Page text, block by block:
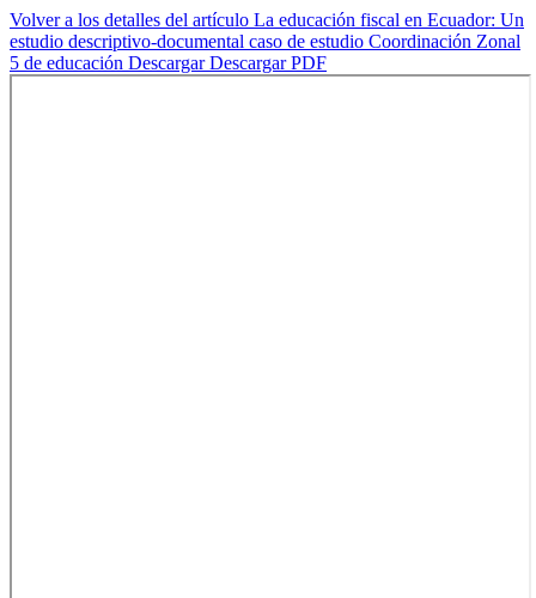
Volver a los detalles del artículo La educación fiscal en Ecuador: Un
estudio descriptivo-documental caso de estudio Coordinación Zonal
5 de educación DescargarDescargar PDF